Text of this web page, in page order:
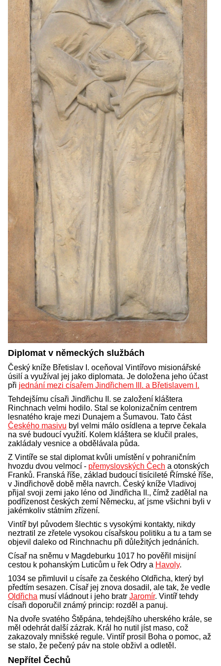
Diplomat v německých službách
Český kníže Břetislav I. oceňoval Vintířovo misionářské
úsilí a využíval jej jako diplomata. Je doložena jeho účast
při jednání mezi císařem Jindřichem III. a Břetislavem I.
Tehdejšímu císaři Jindřichu II. se založení kláštera
Rinchnach velmi hodilo. Stal se kolonizačním centrem
lesnatého kraje mezi Dunajem a Šumavou. Tato část
Českého masivu byl velmi málo osídlena a teprve čekala
na své budoucí využití. Kolem kláštera se klučil prales,
zakládaly vesnice a obdělávala půda.
Z Vintíře se stal diplomat kvůli umístění v pohraničním
hvozdu dvou velmocí - přemyslovských Čech a otonských
Franků. Franská říše, základ budoucí tisícileté Římské říše,
v Jindřichově době měla navrch. Český kníže Vladivoj
přijal svoji zemi jako léno od Jindřicha II., čímž zadělal na
podřízenost českých zemí Německu, ať jsme všichni byli v
jakémkoliv státním zřízení.
Vintíř byl původem šlechtic s vysokými kontakty, nikdy
neztratil ze zřetele vysokou císařskou politiku a tu a tam se
objevil daleko od Rinchnachu při důležitých jednáních.
Císař na sněmu v Magdeburku 1017 ho pověřil misijní
cestou k pohanským Luticům u řek Odry a Havoly.
1034 se přimluvil u císaře za českého Oldřicha, který byl
předtím sesazen. Císař jej znova dosadil, ale tak, že vedle
Oldřicha musí vládnout i jeho bratr Jaromír. Vintíř tehdy
císaři doporučil známý princip: rozděl a panuj.
Na dvoře svatého Štěpána, tehdejšího uherského krále, se
měl odehrát další zázrak. Král ho nutil jíst maso, což
zakazovaly mnišské regule. Vintíř prosil Boha o pomoc, až
se stalo, že pečený páv na stole obživl a odletěl.
Nepřítel Čechů